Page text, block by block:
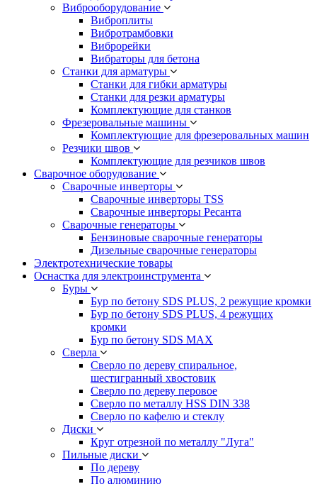
Виброоборудование
Виброплиты
Вибротрамбовки
Виброрейки
Вибраторы для бетона
Станки для арматуры
Станки для гибки арматуры
Станки для резки арматуры
Комплектующие для станков
Фрезеровальные машины
Комплектующие для фрезеровальных машин
Резчики швов
Комплектующие для резчиков швов
Сварочное оборудование
Сварочные инверторы
Сварочные инверторы TSS
Сварочные инверторы Ресанта
Сварочные генераторы
Бензиновые сварочные генераторы
Дизельные сварочные генераторы
Электротехнические товары
Оснастка для электроинструмента
Буры
Бур по бетону SDS PLUS, 2 режущие кромки
Бур по бетону SDS PLUS, 4 режущих
кромки
Бур по бетону SDS MAX
Сверла
Сверло по дереву спиральное,
шестигранный хвостовик
Сверло по дереву перовое
Сверло по металлу HSS DIN 338
Сверло по кафелю и стеклу
Диски
Круг отрезной по металлу "Луга"
Пильные диски
По дереву
По алюминию